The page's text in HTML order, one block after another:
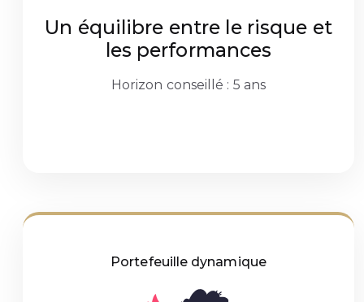
Un équilibre entre le risque et
les performances
Horizon conseillé : 5 ans
Portefeuille dynamique